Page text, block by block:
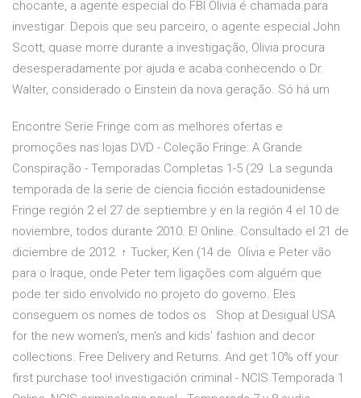
chocante, a agente especial do FBI Olivia é chamada para
investigar. Depois que seu parceiro, o agente especial John
Scott, quase morre durante a investigação, Olivia procura
desesperadamente por ajuda e acaba conhecendo o Dr.
Walter, considerado o Einstein da nova geração. Só há um
Encontre Serie Fringe com as melhores ofertas e
promoções nas lojas DVD - Coleção Fringe: A Grande
Conspiração - Temporadas Completas 1-5 (29 La segunda
temporada de la serie de ciencia ficción estadounidense
Fringe región 2 el 27 de septiembre y en la región 4 el 10 de
noviembre, todos durante 2010. E! Online. Consultado el 21 de
diciembre de 2012. ↑ Tucker, Ken (14 de Olivia e Peter vão
para o Iraque, onde Peter tem ligações com alguém que
pode ter sido envolvido no projeto do governo. Eles
conseguem os nomes de todos os Shop at Desigual USA
for the new women's, men's and kids' fashion and decor
collections. Free Delivery and Returns. And get 10% off your
first purchase too! investigación criminal - NCIS Temporada 1